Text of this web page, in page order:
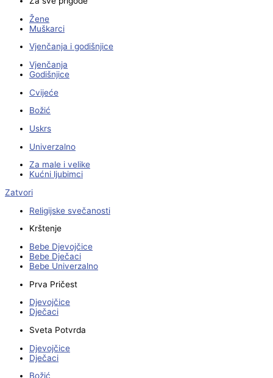
Žene
Muškarci
Vjenčanja i godišnjice
Vjenčanja
Godišnjice
Cvijeće
Božić
Uskrs
Univerzalno
Za male i velike
Kućni ljubimci
Zatvori
Religijske svečanosti
Krštenje
Bebe Djevojčice
Bebe Dječaci
Bebe Univerzalno
Prva Pričest
Djevojčice
Dječaci
Sveta Potvrda
Djevojčice
Dječaci
Božić